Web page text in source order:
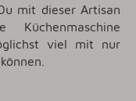
mit dieser Artisan
viel mit nur